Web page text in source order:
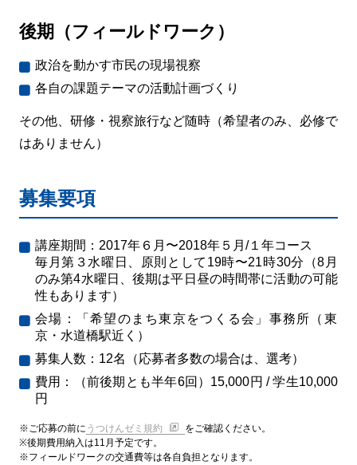
後期（フィールドワーク）
政治を動かす市民の現場視察
各自の課題テーマの活動計画づくり
その他、研修・視察旅行など随時（希望者のみ、必修で
はありません）
募集要項
講座期間：2017年６月〜2018年５月/１年コース
毎月第３水曜日、原則として19時〜21時30分（8月
のみ第4水曜日、後期は平日昼の時間帯に活動の可能
性もあります）
会場：「希望のまち東京をつくる会」事務所（東
京・水道橋駅近く）
募集人数：12名（応募者多数の場合は、選考）
費用：（前後期とも半年6回）15,000円 / 学生10,000
円
※ご応募の前に うつけんゼミ規約
をご確認ください。
※後期費用納入は11月予定です。
※フィールドワークの交通費等は各自負担となります。